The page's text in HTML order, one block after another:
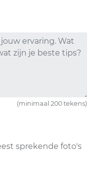
(minimaal 200 tekens)
sprekende foto's